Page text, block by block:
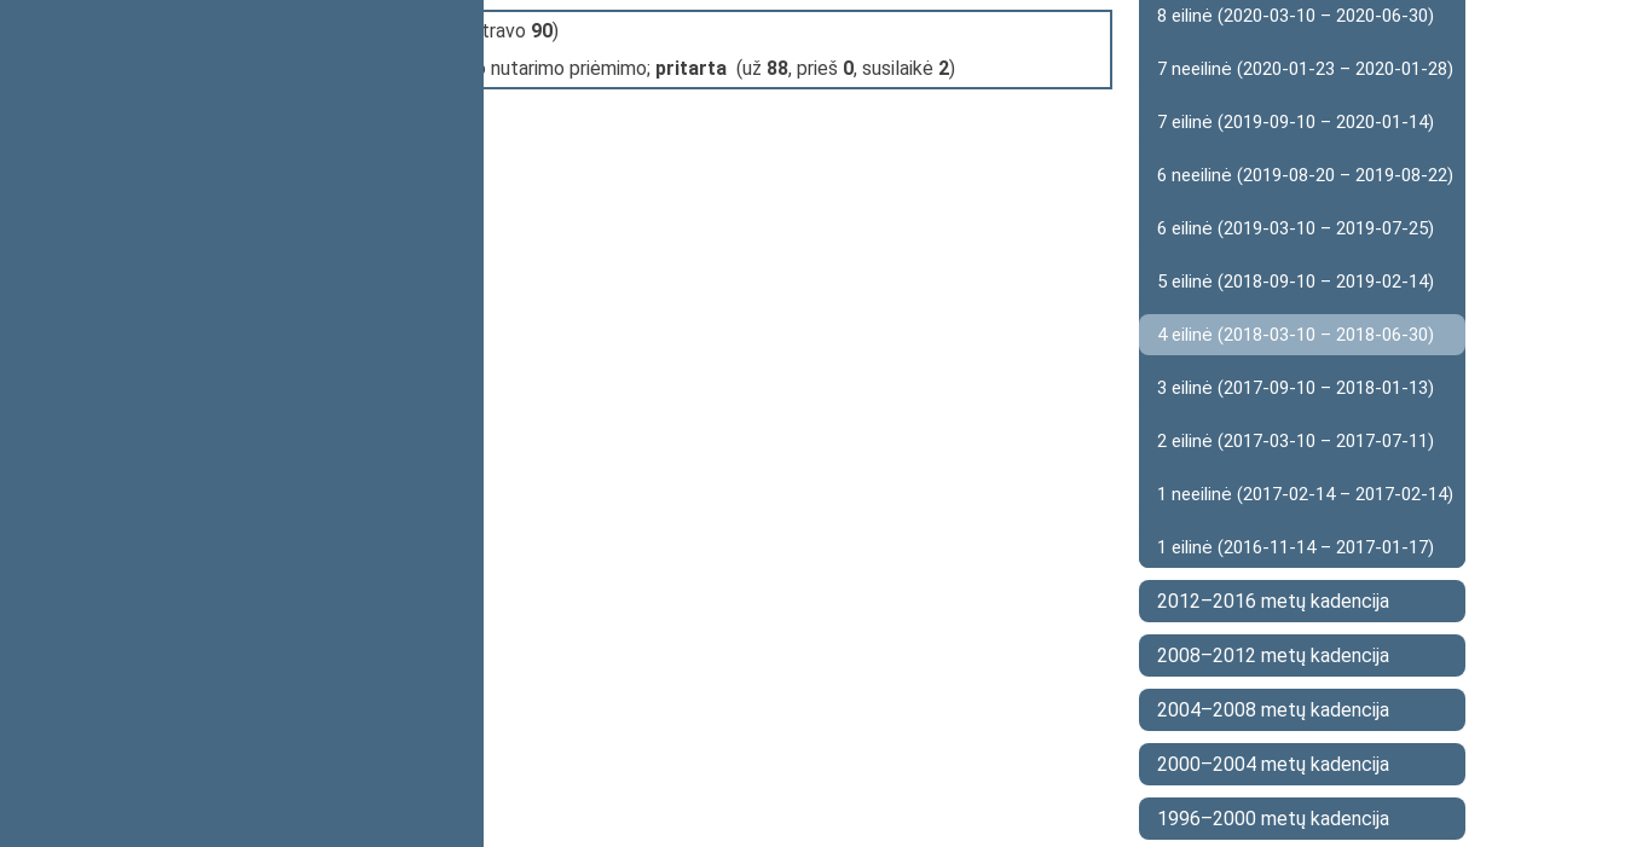
(užsiregistravo 90)
dėl Seimo nutarimo priėmimo; pritarta (už 88, prieš 0, susilaikė 2)
8 eilinė (2020-03-10 – 2020-06-30)
7 neeilinė (2020-01-23 – 2020-01-28)
7 eilinė (2019-09-10 – 2020-01-14)
6 neeilinė (2019-08-20 – 2019-08-22)
6 eilinė (2019-03-10 – 2019-07-25)
5 eilinė (2018-09-10 – 2019-02-14)
4 eilinė (2018-03-10 – 2018-06-30)
3 eilinė (2017-09-10 – 2018-01-13)
2 eilinė (2017-03-10 – 2017-07-11)
1 neeilinė (2017-02-14 – 2017-02-14)
1 eilinė (2016-11-14 – 2017-01-17)
2012–2016 metų kadencija
2008–2012 metų kadencija
2004–2008 metų kadencija
2000–2004 metų kadencija
1996–2000 metų kadencija